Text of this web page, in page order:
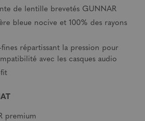
de lentille brevetés GUNNAR
bleue nocive et 100% des rayons
fines répartissant la pression pour
avec les casques audio
premium